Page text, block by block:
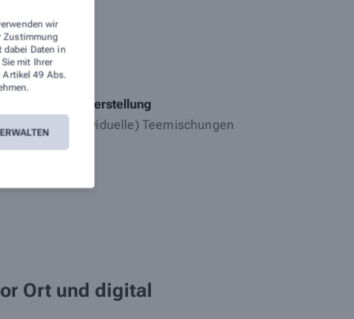
wir
Zustimmung
dabei Daten in
mit Ihrer
Artikel 49 Abs.
stehen.
Eigenherstellung
(individuelle) Teemischungen
Ort und digital